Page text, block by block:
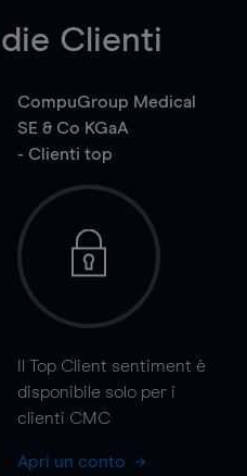
Clienti
CompuGroup Medical
SE & Co KGaA
- Clienti top
Il Top Client sentiment è
disponibile solo per i
clienti CMC
Apri un conto